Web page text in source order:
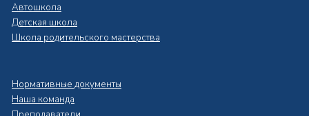
Автошкола
Детская школа
Школа родительского мастерства
Нормативные документы
Наша команда